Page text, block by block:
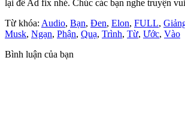
lại để Ad fix nhé. Chúc các bạn nghe truyện
Từ khóa: Audio, Bạn, Đen, Elon, FULL,
Musk, Ngạn, Phận, Quạ, Trình, Từ, Ước, Vào
Bình luận của bạn